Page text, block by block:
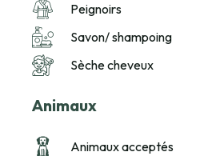
Peignoirs
Savon/ shampoing
Sèche cheveux
Animaux
Animaux acceptés